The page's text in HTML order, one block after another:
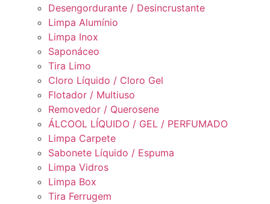
Desengordurante / Desincrustante
Limpa Alumínio
Limpa Inox
Saponáceo
Tira Limo
Cloro Líquido / Cloro Gel
Flotador / Multiuso
Removedor / Querosene
ÁLCOOL LÍQUIDO / GEL / PERFUMADO
Limpa Carpete
Sabonete Líquido / Espuma
Limpa Vidros
Limpa Box
Tira Ferrugem